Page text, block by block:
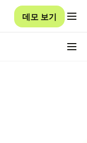
데모 보기